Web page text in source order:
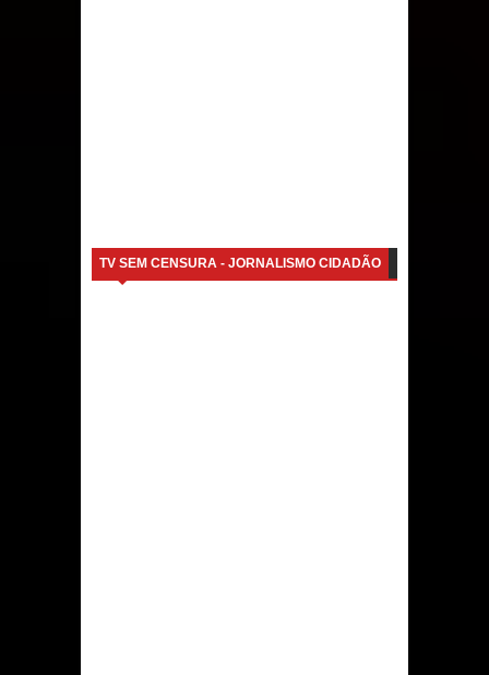
TV SEM CENSURA - JORNALISMO CIDADÃO